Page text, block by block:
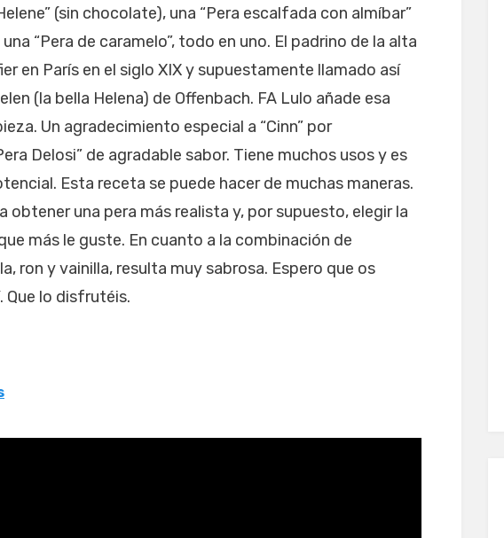
(sin chocolate), una “Pera escalfada con almíbar”
“Pera de caramelo”, todo en uno. El padrino de la alta
en París en el siglo XIX y supuestamente llamado así
(la bella Helena) de Offenbach. FA Lulo añade esa
Un agradecimiento especial a “Cinn” por
Delosi” de agradable sabor. Tiene muchos usos y es
Esta receta se puede hacer de muchas maneras.
obtener una pera más realista y, por supuesto, elegir la
más le guste. En cuanto a la combinación de
ron y vainilla, resulta muy sabrosa. Espero que os
lo disfrutéis.